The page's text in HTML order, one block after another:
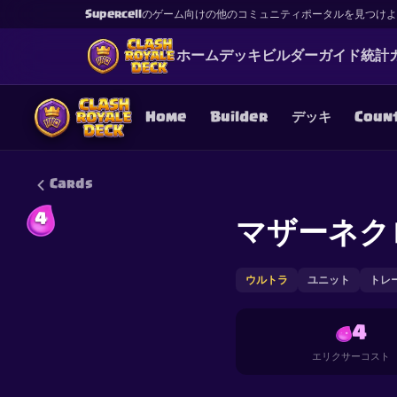
Supercellのゲーム向けの他のコミュニティポータルを見つけ
ホームデッキ ビルダーガイド統計
Home Builder デッキ
Cards
4 マザーネ
ウルトラ ユニット トレ
4
エリクサーコスト
This content is not